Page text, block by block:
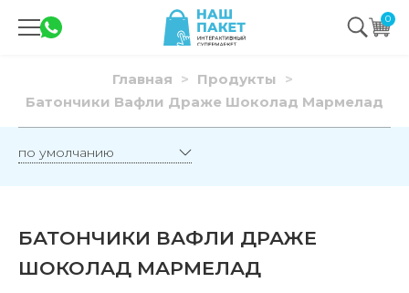
0
Главная
Продукты
Батончики Вафли Драже Шоколад Мармелад
БАТОНЧИКИ ВАФЛИ ДРАЖЕ
ШОКОЛАД МАРМЕЛАД